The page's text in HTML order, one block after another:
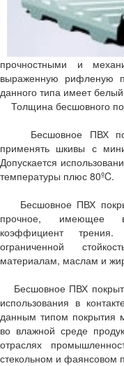
прочностными и
выраженную рифленую
данного типа имеет
Толщина бесшовного
Бесшовное ПВХ
применять шкивы с
Допускается
температуры плюс 80ºC.
Бесшовное ПВХ
прочное, имеющее
коэффициент
ограниченной
материалам, маслам и
Бесшовное ПВХ
использования в
данным типом покрытия
во влажной среде
отраслях
стекольном и фаянсовом